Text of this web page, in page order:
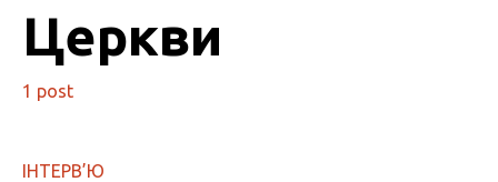
Церкви
1 post
ІНТЕРВ’Ю